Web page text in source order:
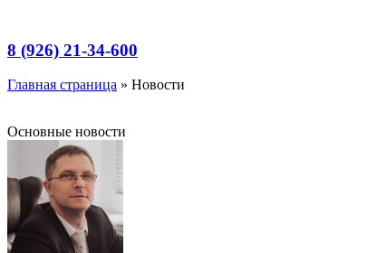
содержимому
8 (926) 21-34-600
Главная страница » Новости
Основные новости